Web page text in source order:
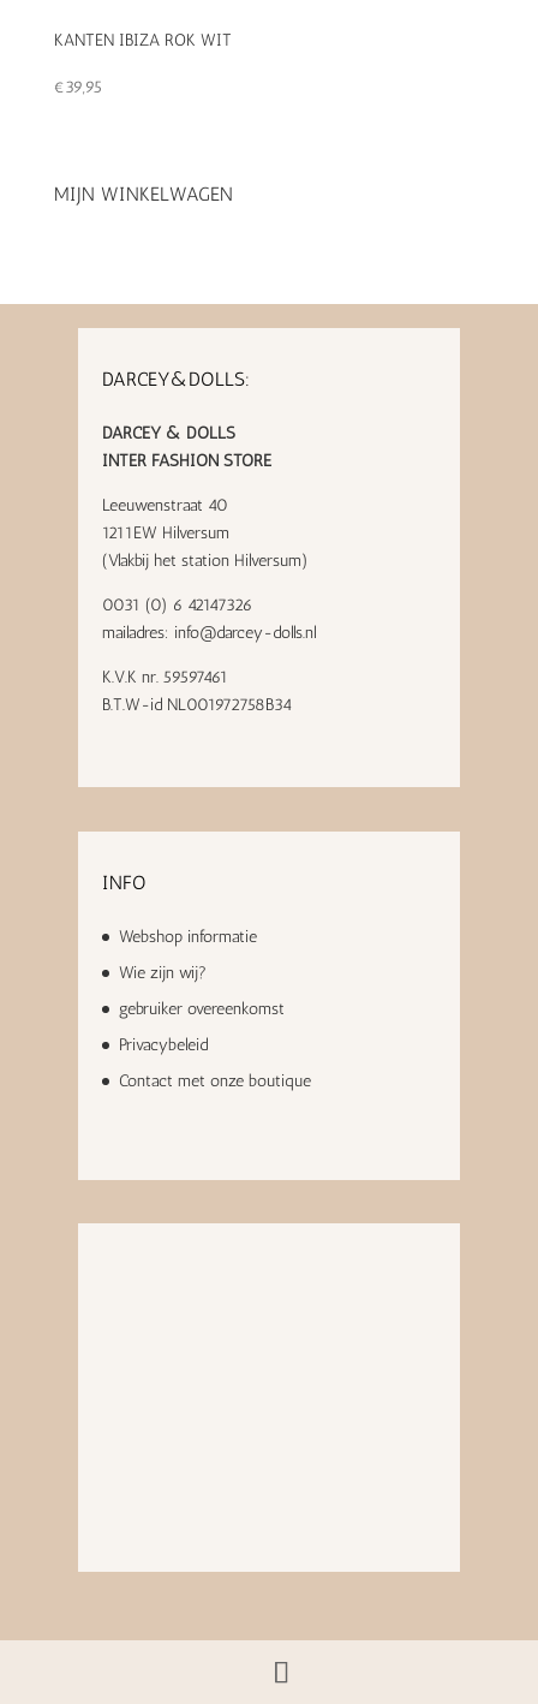
KANTEN IBIZA ROK WIT
€39,95
MIJN WINKELWAGEN
DARCEY&DOLLS:
DARCEY & DOLLS
INTER FASHION STORE
Leeuwenstraat 40
1211EW Hilversum
(Vlakbij het station Hilversum)
0031 (0) 6 42147326
mailadres: info@darcey-dolls.nl
K.V.K nr. 59597461
B.T.W-id NL001972758B34
INFO
Webshop informatie
Wie zijn wij?
gebruiker overeenkomst
Privacybeleid
Contact met onze boutique